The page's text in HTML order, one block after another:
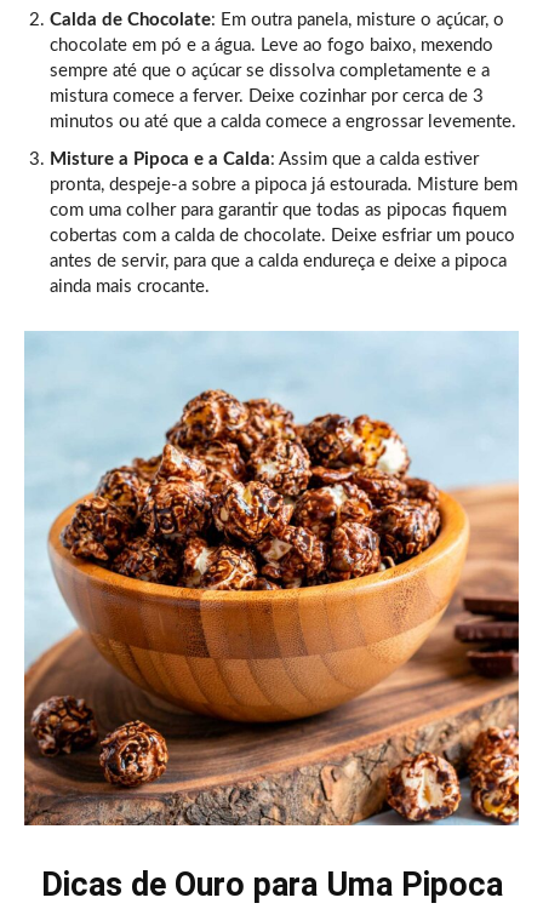
Calda de Chocolate: Em outra panela, misture o açúcar, o
chocolate em pó e a água. Leve ao fogo baixo, mexendo
sempre até que o açúcar se dissolva completamente e a
mistura comece a ferver. Deixe cozinhar por cerca de 3
minutos ou até que a calda comece a engrossar levemente.
Misture a Pipoca e a Calda: Assim que a calda estiver
pronta, despeje-a sobre a pipoca já estourada. Misture bem
com uma colher para garantir que todas as pipocas fiquem
cobertas com a calda de chocolate. Deixe esfriar um pouco
antes de servir, para que a calda endureça e deixe a pipoca
ainda mais crocante.
Dicas de Ouro para Uma Pipoca